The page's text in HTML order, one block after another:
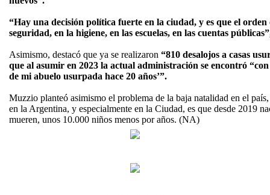
“Hay una decisión política fuerte en la ciudad, y es que el
seguridad, en la higiene, en las escuelas, en las cuentas
Asimismo, destacó que ya se realizaron “810 desalojos a casas
que al asumir en 2023 la actual administración se encontró “con
de mi abuelo usurpada hace 20 años’”.
Muzzio planteó asimismo el problema de la baja natalidad en el
en la Argentina, y especialmente en la Ciudad, es que desde 2019
mueren, unos 10.000 niños menos por años. (NA)